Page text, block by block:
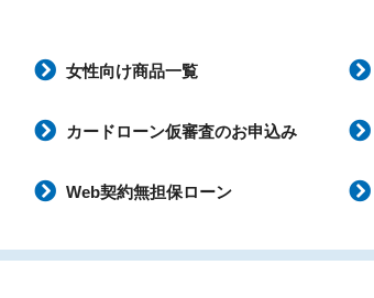
女性向け商品一覧
カードローン仮審査のお申込み
Web契約無担保ローン